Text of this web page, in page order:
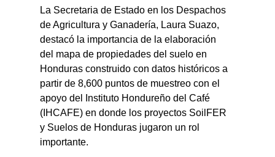
La Secretaria de Estado en los Despachos
de Agricultura y Ganadería, Laura Suazo,
destacó la importancia de la elaboración
del mapa de propiedades del suelo en
Honduras construido con datos históricos a
partir de 8,600 puntos de muestreo con el
apoyo del Instituto Hondureño del Café
(IHCAFE) en donde los proyectos SoilFER
y Suelos de Honduras jugaron un rol
importante.